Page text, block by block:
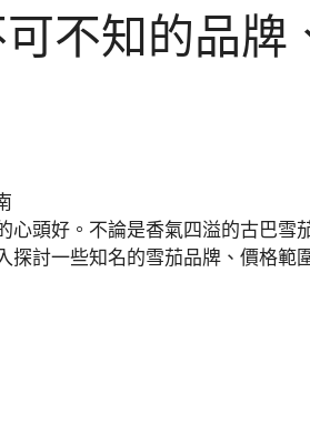
不知的品牌
心頭好。不論是香氣四溢的古巴雪
探討一些知名的雪茄品牌、價格範